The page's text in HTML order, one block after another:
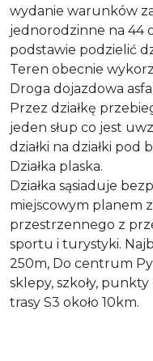
wydanie warunków
jednorodzinne na 44
podstawie podzielić
Teren obecnie
Droga dojazdowa
Przez działkę
jeden słup co jest
działki na działki
Działka plaska.
Działka sąsiaduje
miejscowym planem
przestrzennego z
sportu i turystyki.
250m, Do centrum
sklepy, szkoły,
trasy S3 około 10km.